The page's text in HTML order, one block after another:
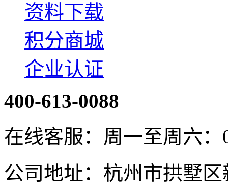
资料下载
积分商城
企业认证
400-613-0088
在线客服：周一至周六：
公司地址：杭州市拱墅